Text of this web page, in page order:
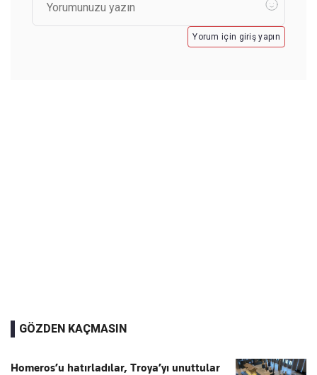
Yorum için giriş yapın
GÖZDEN KAÇMASIN
Homeros’u hatırladılar, Troya’yı unuttular